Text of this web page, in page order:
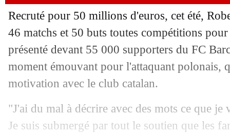
Recruté pour 50 millions d'euros, cet été,
46 matchs et 50 buts toutes compétitions
présenté devant 55 000 supporters du FC
moment émouvant pour l'attaquant polonais,
motivation avec le club catalan.
"J'ai du mal à décrire avec des mots ce que je
Je suis submergé par tout le soutien que les
06/08 PSG : Galtier compte sur Danilo
06/08 Arsenal: Saliba a impressionné
06/08 Lille: Létang confirme le départ
06/08 Aston Villa: Gerrard sous le charme